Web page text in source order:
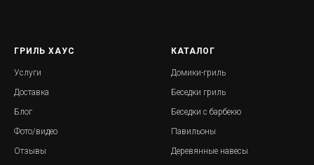
ГРИЛЬ ХАУС
Услуги
Доставка
Блог
Фото/видео
Отзывы
КАТАЛОГ
Домики-гриль
Беседки гриль
Беседки с барбекю
Павильоны
Деревянные навесы